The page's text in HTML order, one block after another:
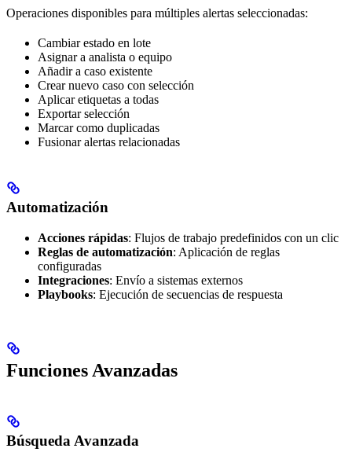
Operaciones disponibles para múltiples alertas seleccionadas:
Cambiar estado en lote
Asignar a analista o equipo
Añadir a caso existente
Crear nuevo caso con selección
Aplicar etiquetas a todas
Exportar selección
Marcar como duplicadas
Fusionar alertas relacionadas
Automatización
Acciones rápidas: Flujos de trabajo predefinidos con un clic
Reglas de automatización: Aplicación de reglas
configuradas
Integraciones: Envío a sistemas externos
Playbooks: Ejecución de secuencias de respuesta
Funciones Avanzadas
Búsqueda Avanzada